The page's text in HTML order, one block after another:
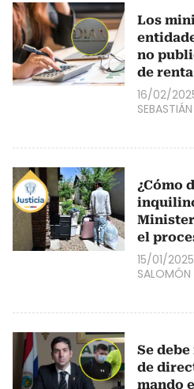
Los
no
de renta
16/02/
¿Cómo
el
15/01/
Se
de
mando